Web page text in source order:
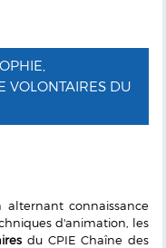
VOLONTAIRES DU
connaissance
d'animation, les
du CPIE Chaîne des